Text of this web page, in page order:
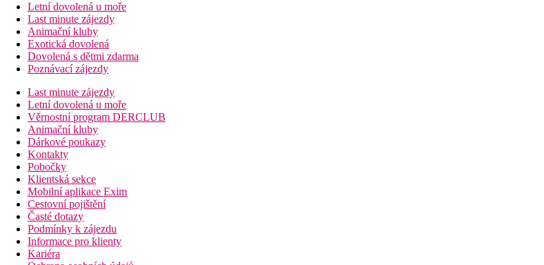
Letní dovolená u moře
Last minute zájezdy
Animační kluby
Exotická dovolená
Dovolená s dětmi zdarma
Poznávací zájezdy
Last minute zájezdy
Letní dovolená u moře
Věrnostní program DERCLUB
Animační kluby
Dárkové poukazy
Kontakty
Pobočky
Klientská sekce
Mobilní aplikace Exim
Cestovní pojištění
Časté dotazy
Podmínky k zájezdu
Informace pro klienty
Kariéra